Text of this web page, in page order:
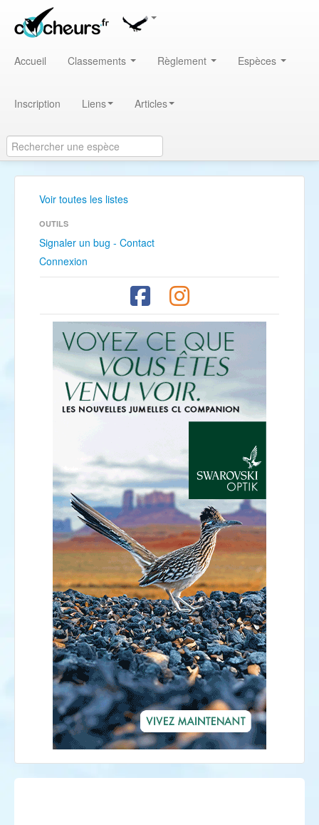
Accueil Classements Règlement Espèces
Inscription Liens Articles
Voir toutes les listes
OUTILS
Signaler un bug - Contact
Connexion